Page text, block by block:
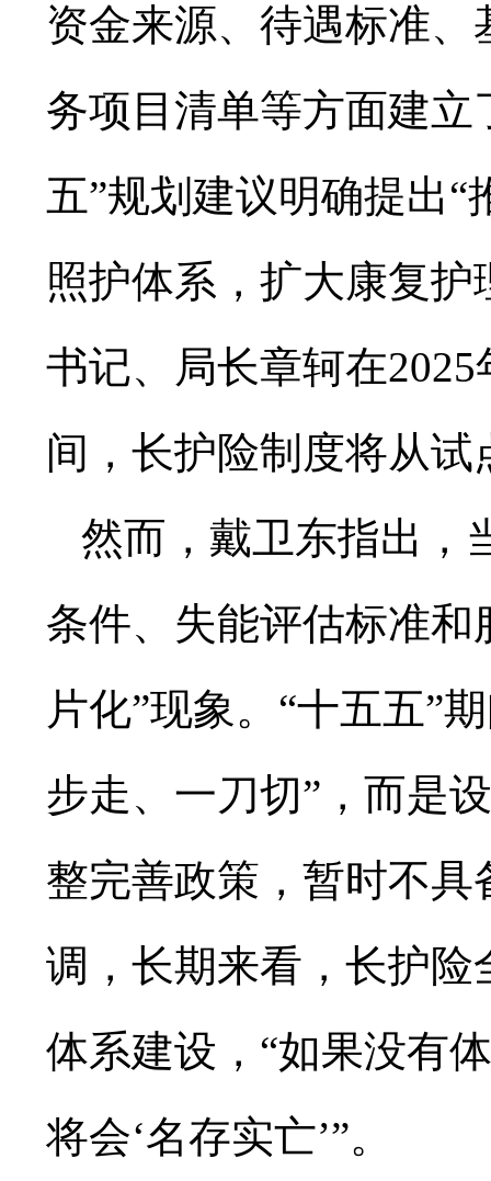
资金来源、待遇标准
务项目清单等方面建
五”规划建议明确提出
照护体系，扩大康复
书记、局长章轲在
间，长护险制度将从
然而，戴卫东指出，
条件、失能评估标准
片化”现象。“十五五”
步走、一刀切”，而是
整完善政策，暂时不
调，长期来看，长护
体系建设，“如果没有
将会‘名存实亡’”。